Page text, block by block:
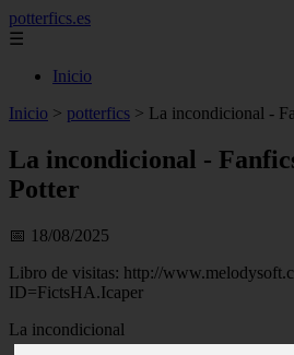
potterfics.es
☰
Inicio
Inicio > potterfics > La incondicional -
La incondicional -
Potter
📅 18/08/2025
Libro de visitas: http://
ID=FictsHA.Icaper
La incondicional